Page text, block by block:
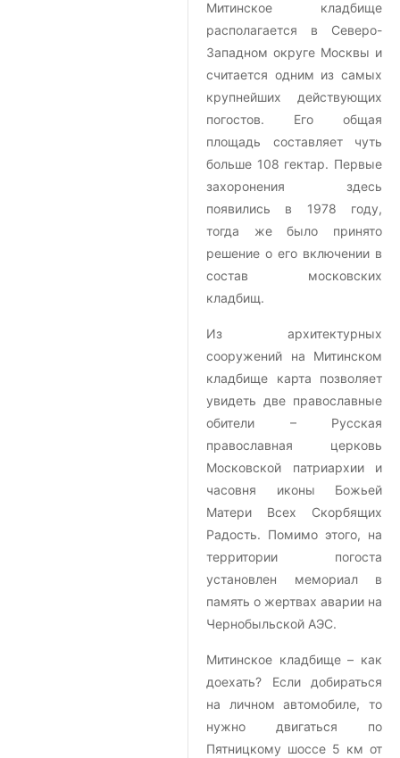
Митинское кладбище
располагается в Северо-
Западном округе Москвы и
считается одним из самых
крупнейших действующих
погостов. Его общая
площадь составляет чуть
больше 108 гектар. Первые
захоронения здесь
появились в 1978 году,
тогда же было принято
решение о его включении в
состав московских
кладбищ.
Из архитектурных
сооружений на Митинском
кладбище карта позволяет
увидеть две православные
обители – Русская
православная церковь
Московской патриархии и
часовня иконы Божьей
Матери Всех Скорбящих
Радость. Помимо этого, на
территории погоста
установлен мемориал в
память о жертвах аварии на
Чернобыльской АЭС.
Митинское кладбище – как
доехать? Если добираться
на личном автомобиле, то
нужно двигаться по
Пятницкому шоссе 5 км от